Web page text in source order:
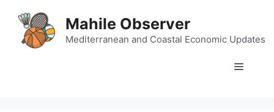
content
Mahile Observer
Mediterranean and Coastal Economic Updates
Menu